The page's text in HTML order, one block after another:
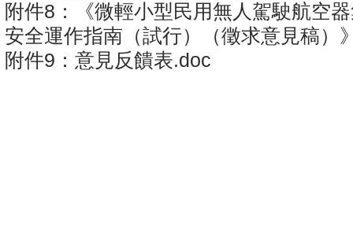
附件8：《微輕小型民用無人駕駛航空
安全運作指南（試行）（徵求意見稿）
附件9：意見反饋表.doc